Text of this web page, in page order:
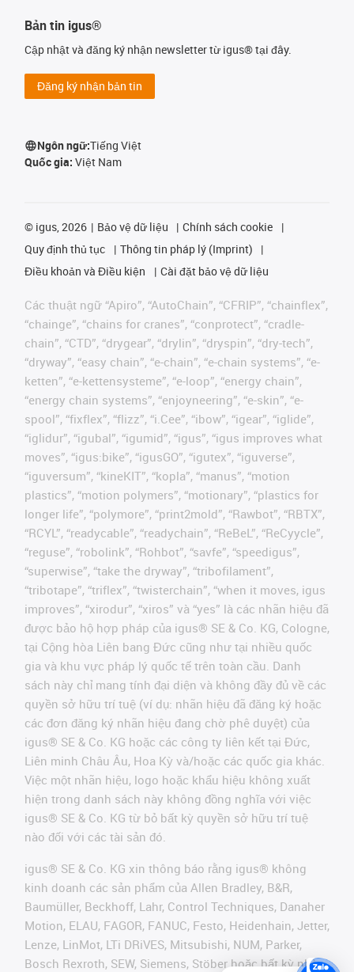
Bản tin igus®
Cập nhật và đăng ký nhận newsletter từ igus® tại đây.
Đăng ký nhận bản tin
Ngôn ngữ:Tiếng Việt
Quốc gia: Việt Nam
© igus, 2026 Bảo vệ dữ liệu
Chính sách cookie
Quy định thủ tục
Thông tin pháp lý (Imprint)
Điều khoản và Điều kiện
Cài đặt bảo vệ dữ liệu
Các thuật ngữ “Apiro”, “AutoChain”, “CFRIP”, “chainflex”,
“chainge”, “chains for cranes”, “conprotect”, “cradle-
chain”, “CTD”, “drygear”, “drylin”, “dryspin”, “dry-tech”,
“dryway”, “easy chain”, “e-chain”, “e-chain systems”, “e-
ketten”, “e-kettensysteme”, “e-loop”, “energy chain”,
“energy chain systems”, “enjoyneering”, “e-skin”, “e-
spool”, “fixflex”, “flizz”, “i.Cee”, “ibow”, “igear”, “iglide”,
“iglidur”, “igubal”, “igumid”, “igus”, “igus improves what
moves”, “igus:bike”, “igusGO”, “igutex”, “iguverse”,
“iguversum”, “kineKIT”, “kopla”, “manus”, “motion
plastics”, “motion polymers”, “motionary”, “plastics for
longer life”, “polymore”, “print2mold”, “Rawbot”, “RBTX”,
“RCYL”, “readycable”, “readychain”, “ReBeL”, “ReCyycle”,
“reguse”, “robolink”, “Rohbot”, “savfe”, “speedigus”,
“superwise”, “take the dryway”, “tribofilament”,
“tribotape”, “triflex”, “twisterchain”, “when it moves, igus
improves”, “xirodur”, “xiros” và “yes” là các nhãn hiệu đã
được bảo hộ hợp pháp của igus® SE & Co. KG, Cologne,
tại Cộng hòa Liên bang Đức cũng như tại nhiều quốc
gia và khu vực pháp lý quốc tế trên toàn cầu. Danh
sách này chỉ mang tính đại diện và không đầy đủ về các
quyền sở hữu trí tuệ (ví dụ: nhãn hiệu đã đăng ký hoặc
các đơn đăng ký nhãn hiệu đang chờ phê duyệt) của
igus® SE & Co. KG hoặc các công ty liên kết tại Đức,
Liên minh Châu Âu, Hoa Kỳ và/hoặc các quốc gia khác.
Việc một nhãn hiệu, logo hoặc khẩu hiệu không xuất
hiện trong danh sách này không đồng nghĩa với việc
igus® SE & Co. KG từ bỏ bất kỳ quyền sở hữu trí tuệ
nào đối với các tài sản đó.
igus® SE & Co. KG xin thông báo rằng igus® không
kinh doanh các sản phẩm của Allen Bradley, B&R,
Baumüller, Beckhoff, Lahr, Control Techniques, Danaher
Motion, ELAU, FAGOR, FANUC, Festo, Heidenhain, Jetter,
Lenze, LinMot, LTi DRiVES, Mitsubishi, NUM, Parker,
Bosch Rexroth, SEW, Siemens, Stöber hoặc bất kỳ nhà